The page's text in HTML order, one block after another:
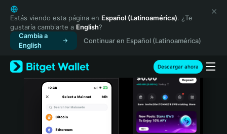
English
日本語
Tiếng Việt
Русский
Español (Latinoamérica)
Türkçe
Italiano
Estás viendo esta página en Español (Latinoamérica). ¿Te
gustaría cambiarte a English?
Cambia a
English
Continuar en Español (Latinoamérica)
Descargar ahora